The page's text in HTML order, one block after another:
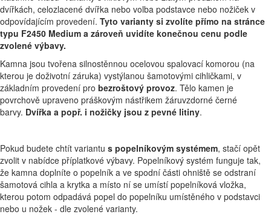
dvířkách, celozlacené dvířka nebo volba podstavce nebo nožiček v
odpovídajícím provedení. Tyto varianty si zvolíte přímo na stránce
typu F2450 Medium a zároveň uvidíte konečnou cenu podle
zvolené výbavy.
Kamna jsou tvořena silnostěnnou ocelovou spalovací komorou (na
kterou je doživotní záruka) vystýlanou šamotovými cihličkami, v
základním provedení pro bezroštový provoz. Tělo kamen je
povrchově upraveno práškovým nástřikem žáruvzdorné černé
barvy. Dvířka a popř. i nožičky jsou z pevné litiny.
Pokud budete chtít variantu s popelníkovým systémem, stačí opět
zvolit v nabídce příplatkové výbavy. Popelníkový systém funguje tak,
že kamna doplníte o popelník a ve spodní části ohniště se odstraní
šamotová cihla a krytka a místo ní se umístí popelníková vložka,
kterou potom odpadává popel do popelníku umístěného v podstavci
nebo u nožek - dle zvolené varianty.